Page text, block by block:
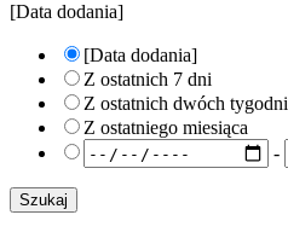
[Data dodania]
[Data dodania]
Z ostatnich 7 dni
Z ostatnich dwóch tygodni
Z ostatniego miesiąca
-